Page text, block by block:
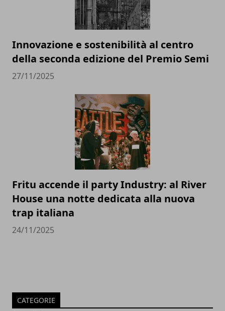
Innovazione e sostenibilità al centro
della seconda edizione del Premio Semi
27/11/2025
Fritu accende il party Industry: al River
House una notte dedicata alla nuova
trap italiana
24/11/2025
CATEGORIE